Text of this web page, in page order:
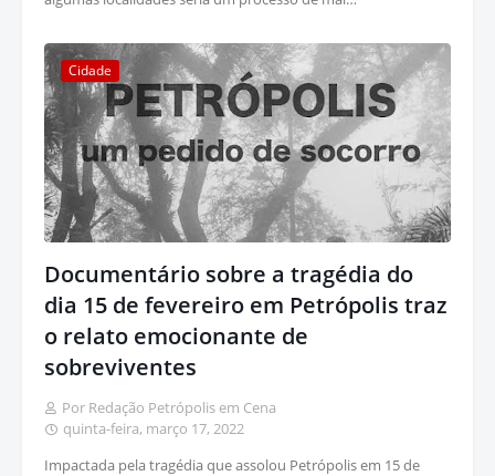
Cidade
Documentário sobre a tragédia do
dia 15 de fevereiro em Petrópolis traz
o relato emocionante de
sobreviventes
Por Redação Petrópolis em Cena
quinta-feira, março 17, 2022
Impactada pela tragédia que assolou Petrópolis em 15 de